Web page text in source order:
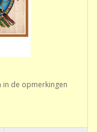
in de opmerkingen